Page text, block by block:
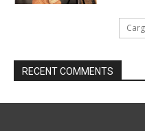
RECENT COMMENTS